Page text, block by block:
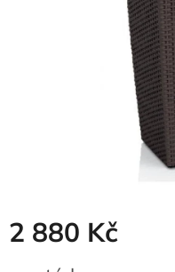
2 880 Kč